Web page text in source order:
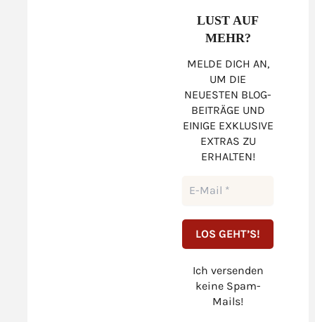
LUST AUF
MEHR?
MELDE DICH AN,
UM DIE
NEUESTEN BLOG-
BEITRÄGE UND
EINIGE EXKLUSIVE
EXTRAS ZU
ERHALTEN!
Ich versenden
keine Spam-
Mails!